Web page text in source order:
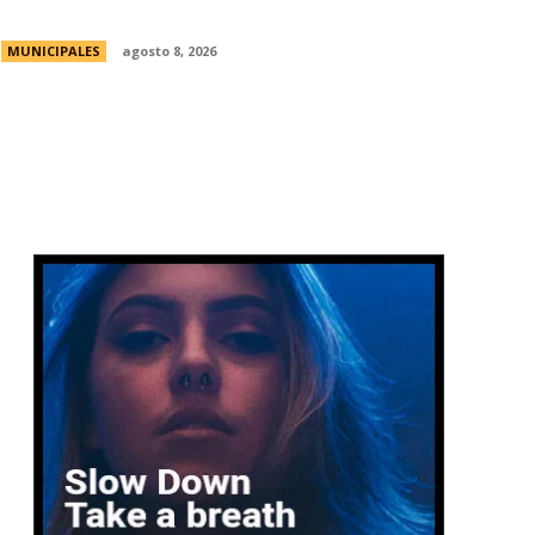
MUNICIPALES agosto 8, 2026